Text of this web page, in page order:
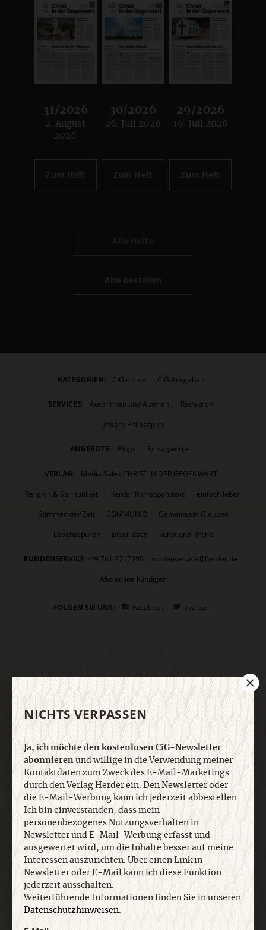
31/2026
:
2. August
2026
Zum Heft
30/2026
:
26. Juli 2026
Zum Heft
29/2026
:
19. Juli 2026
Zum Heft
Abo bestellen
KATEGORIEN: CIG online CIG Ausgaben
SERVICES: Autorinnen und Autoren
Redaktion
Unsere Philosophie
ANGEBOTE: Blogs Schlagwörter
VERLAG:
Media Sales CHRIST IN DER GEGENWART
Religion & Spiritualität
Herder Korrespondenz
einfach leben
Stimmen der Zeit
COMMUNIO
Gemeinsam Glauben
Lebensspuren
Bibel lesen kunst und kirche
KUNDENSERVICE +49 761 2717200
kundenservice@herder.de
Abo online kündigen
FOLGEN SIE UNS: Facebook Twitter
DER CIG-NEWSLETTER
Ja, ich möchte den kostenlosen CiG-Newsletter
abonnierenund willige in die Verwendung meiner
Kontaktdaten zum Zweck des E-Mail-Marketings
durch den Verlag Herder ein. Den Newsletter oder
die E-Mail-Werbung kann ich jederzeit abbestellen.
Ich bin einverstanden, dass mein
personenbezogenes Nutzungsverhalten in
Newsletter und E-Mail-Werbung erfasst und
ausgewertet wird, um die Inhalte besser auf meine
Interessen auszurichten. Über einen Link in
Newsletter oder E-Mail kann ich diese Funktion
jederzeit ausschalten. Weiterführende
Informationen finden Sie in unseren
Datenschutzhinweisen
NICHTS VERPASSEN
Ja, ich möchte den kostenlosen CiG-Newsletter
abonnierenund willige in die Verwendung meiner
Kontaktdaten zum Zweck des E-Mail-Marketings
durch den Verlag Herder ein. Den Newsletter oder
die E-Mail-Werbung kann ich jederzeit abbestellen.
Ich bin einverstanden, dass mein
personenbezogenes Nutzungsverhalten in
Newsletter und E-Mail-Werbung erfasst und
ausgewertet wird, um die Inhalte besser auf meine
Interessen auszurichten. Über einen Link in
Newsletter oder E-Mail kann ich diese Funktion
jederzeit ausschalten.
Weiterführende Informationen finden Sie in unseren
Datenschutzhinweisen.